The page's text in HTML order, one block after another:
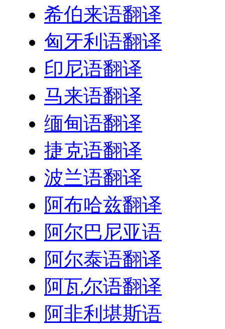
希伯来语翻译
匈牙利语翻译
印尼语翻译
马来语翻译
缅甸语翻译
捷克语翻译
波兰语翻译
阿布哈兹翻译
阿尔巴尼亚语
阿尔泰语翻译
阿瓦尔语翻译
阿非利堪斯语